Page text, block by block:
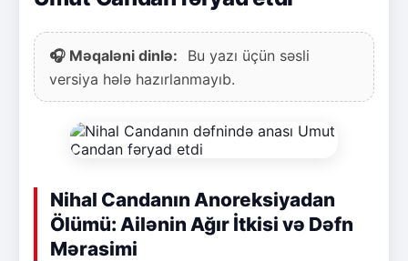
🎧 Məqaləni dinlə:
Bu yazı üçün səsli
versiya hələ hazırlanmayıb.
Nihal Candanın Anoreksiyadan
Ölümü: Ailənin Ağır İtkisi və Dəfn
Mərasimi